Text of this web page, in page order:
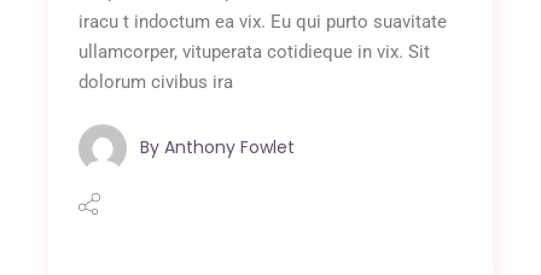
iracu t indoctum ea vix. Eu qui purto suavitate
ullamcorper, vituperata cotidieque in vix. Sit
dolorum civibus ira
By Anthony Fowlet